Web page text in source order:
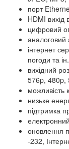
порт
HDMI вихід
цифровий
аналоговий
інтернет
погоди та
вихідний
576p, 480p,
можливість
низьке
підтримка
оновлення
-232,